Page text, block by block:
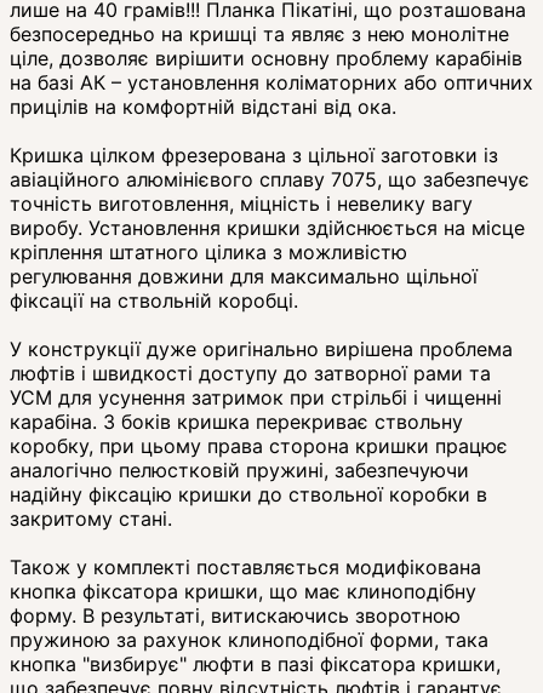
лише на 40 грамів!!! Планка Пікатіні, що розташована
безпосередньо на кришці та являє з нею монолітне
ціле, дозволяє вирішити основну проблему карабінів
на базі АК – установлення коліматорних або оптичних
прицілів на комфортній відстані від ока.
Кришка цілком фрезерована з цільної заготовки із
авіаційного алюмінієвого сплаву 7075, що забезпечує
точність виготовлення, міцність і невелику вагу
виробу. Установлення кришки здійснюється на місце
кріплення штатного цілика з можливістю
регулювання довжини для максимально щільної
фіксації на ствольній коробці.
У конструкції дуже оригінально вирішена проблема
люфтів і швидкості доступу до затворної рами та
УСМ для усунення затримок при стрільбі і чищенні
карабіна. З боків кришка перекриває ствольну
коробку, при цьому права сторона кришки працює
аналогічно пелюстковій пружині, забезпечуючи
надійну фіксацію кришки до ствольної коробки в
закритому стані.
Також у комплекті поставляється модифікована
кнопка фіксатора кришки, що має клиноподібну
форму. В результаті, витискаючись зворотною
пружиною за рахунок клиноподібної форми, така
кнопка "визбирує" люфти в пазі фіксатора кришки,
що забезпечує повну відсутність люфтів і гарантує